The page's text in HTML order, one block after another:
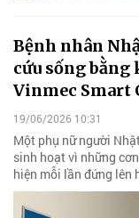
Bệnh nhân
cứu sống bằng
Vinmec Smart
19/06/2026 10:31
Một phụ nữ người
sinh hoạt vì những
hiện mỗi lần đứng lên